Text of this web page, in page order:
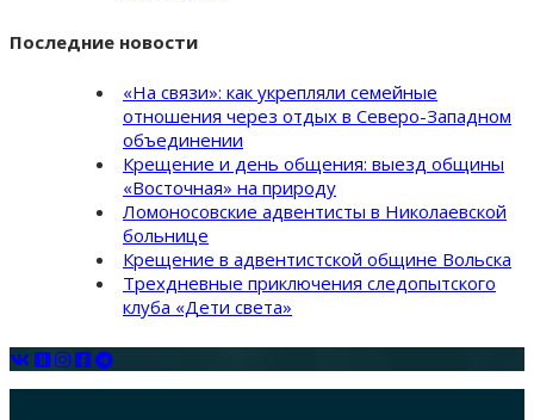
Последние новости
«На связи»: как укрепляли семейные
отношения через отдых в Северо-Западном
объединении
Крещение и день общения: выезд общины
«Восточная» на природу
Ломоносовские адвентисты в Николаевской
больнице
Крещение в адвентистской общине Вольска
Трехдневные приключения следопытского
клуба «Дети света»